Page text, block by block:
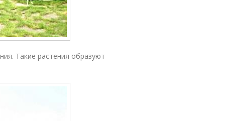
Такие растения образуют